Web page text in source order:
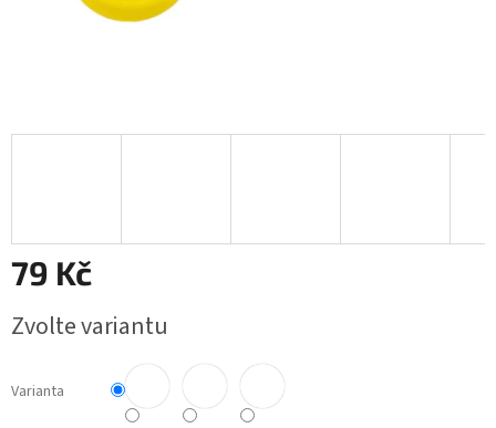
79 Kč
cena:
Zvolte variantu
Varianta